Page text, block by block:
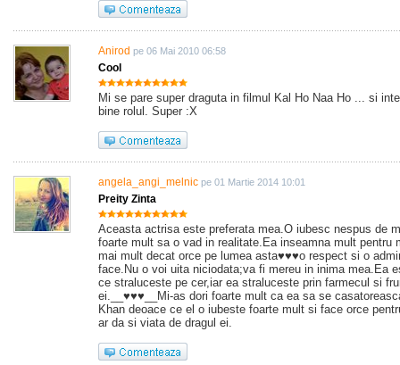
Anirod pe 06 Mai 2010 06:58
Cool
Mi se pare super draguta in filmul Kal Ho Naa Ho ... si
bine rolul. Super :X
angela_angi_melnic pe 01 Martie 2014 10:01
Preity Zinta
Aceasta actrisa este preferata mea.O iubesc nespus de
foarte mult sa o vad in realitate.Ea inseamna mult pentru
mai mult decat orce pe lumea asta♥♥♥o respect si o
face.Nu o voi uita niciodata;va fi mereu in inima mea.Ea
ce straluceste pe cer,iar ea straluceste prin farmecul si
ei.__♥♥♥__Mi-as dori foarte mult ca ea sa se
Khan deoace ce el o iubeste foarte mult si face orce
ar da si viata de dragul ei.